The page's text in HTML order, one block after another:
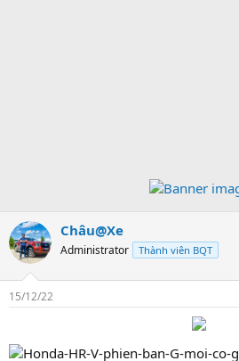
Châu@Xe
Administrator Thành viên BQT
15/12/22